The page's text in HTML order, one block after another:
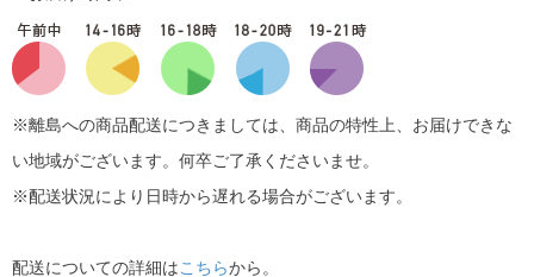
※離島への商品配送につきましては、商品の特性上、お届けできな
い地域がございます。何卒ご了承くださいませ。
※配送状況により日時から遅れる場合がございます。
配送についての詳細はこちらから。